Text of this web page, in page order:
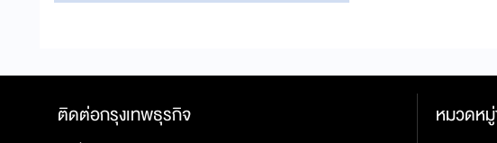
ติดต่อกรุงเทพธุรกิจ หมวดห